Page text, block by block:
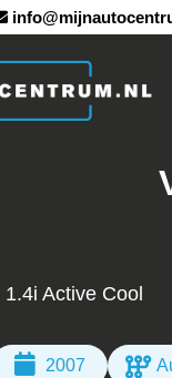
1.4i Active Cool
2007